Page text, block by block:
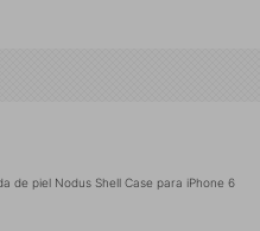
de piel Nodus Shell Case para iPhone 6